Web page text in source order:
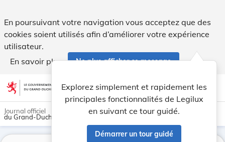
En poursuivant votre navigation vous acceptez que des
cookies soient utilisés afin d’améliorer votre expérience
utilisateur.
En savoir plus
Ne plus afficher ce message
Aller au contenu account_circle help Aide
Explorez simplement et rapidement les
principales fonctionnalités de Legilux
en suivant ce tour guidé.
Démarrer un tour guidé
light_mode dark_mode
Journal officiel
du Grand-Duché de Luxembourg